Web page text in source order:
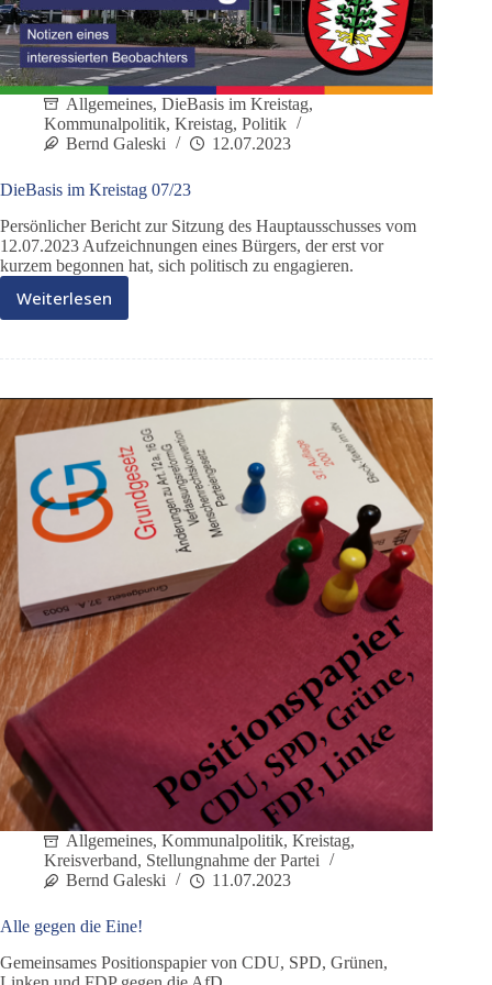
Allgemeines, DieBasis im Kreistag,
Kommunalpolitik, Kreistag, Politik
Bernd Galeski
12.07.2023
DieBasis im Kreistag 07/23
Persönlicher Bericht zur Sitzung des Hauptausschusses vom
12.07.2023 Aufzeichnungen eines Bürgers, der erst vor
kurzem begonnen hat, sich politisch zu engagieren.
Weiterlesen
DieBasis
Allgemeines, Kommunalpolitik, Kreistag,
Kreisverband, Stellungnahme der Partei
Bernd Galeski
11.07.2023
Alle gegen die Eine!
Gemeinsames Positionspapier von CDU, SPD, Grünen,